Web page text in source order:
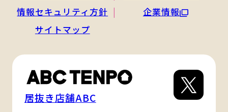
情報セキュリティ方針
企業情報
サイトマップ
居抜き店舗ABC